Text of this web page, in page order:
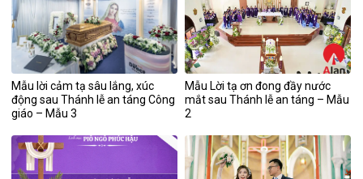
Mẫu lời cảm tạ sâu lắng, xúc
động sau Thánh lễ an táng Công
giáo – Mẫu 3
Mẫu Lời tạ ơn đong đầy nước
mắt sau Thánh lễ an táng – Mẫu
2